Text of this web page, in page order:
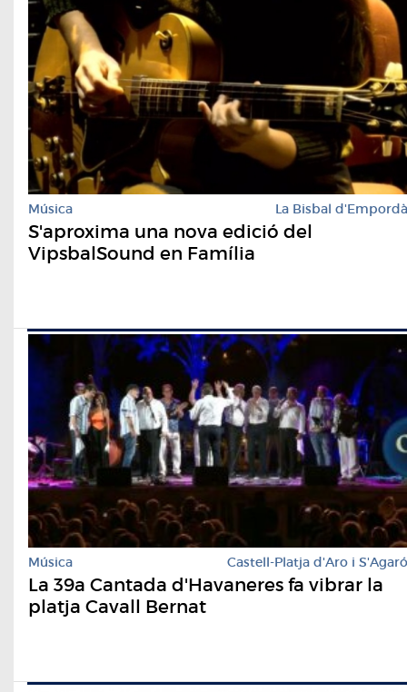
Música La Bisbal d'Empordà
S'aproxima una nova edició del
VipsbalSound en Família
Música Castell-Platja d'Aro i S'Agaró
La 39a Cantada d'Havaneres fa vibrar la
platja Cavall Bernat